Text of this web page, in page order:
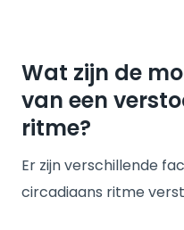
Wat zijn de
van een
ritme?
Er zijn verschillende
circadiaans ritme